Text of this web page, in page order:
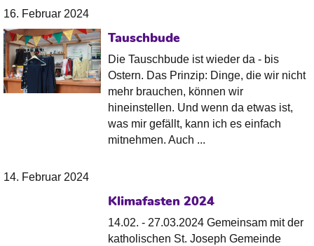
16. Februar 2024
Tauschbude
Die Tauschbude ist wieder da - bis
Ostern. Das Prinzip: Dinge, die wir nicht
mehr brauchen, können wir
hineinstellen. Und wenn da etwas ist,
was mir gefällt, kann ich es einfach
mitnehmen. Auch ...
14. Februar 2024
Klimafasten 2024
14.02. - 27.03.2024 Gemeinsam mit der
katholischen St. Joseph Gemeinde